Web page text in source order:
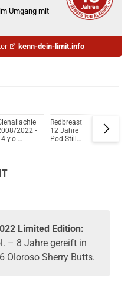
Umgang mit
kenn-dein-limit.info
2022 -
y.o.
Redbreast
12 Jahre
Pod Still
Jahre
Limited Edition:
– 8 Jahre gereift in
Oloroso Sherry Butts.